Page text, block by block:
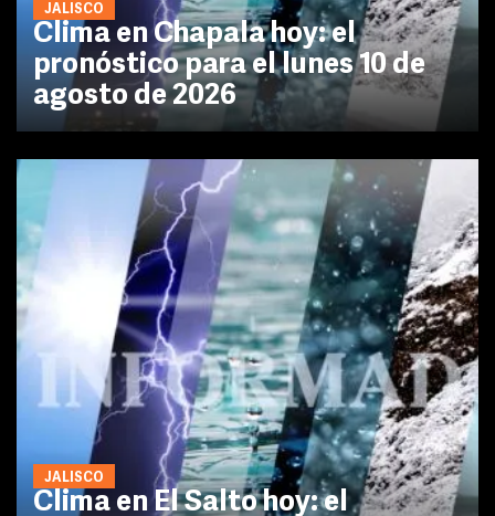
JALISCO
Clima en Chapala hoy: el
pronóstico para el lunes 10 de
agosto de 2026
JALISCO
Clima en El Salto hoy: el